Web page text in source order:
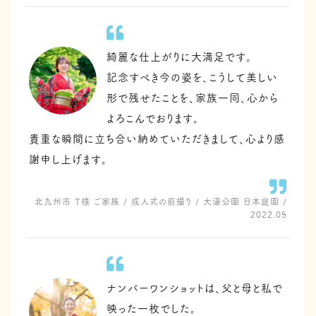
綺麗な仕上がりに大満足です。
記念すべき今の姿を、こうして美しい
形で残せたことを、家族一同、心から
よろこんでおります。
貴重な瞬間に立ち合い納めていただきまして、心より感
謝申し上げます。
北九州市 T様 ご家族 / 成人式の前撮り / 大濠公園 日本庭園 /
2022.05
ナンバーワンショットは、父と母と私で
映った一枚でした。